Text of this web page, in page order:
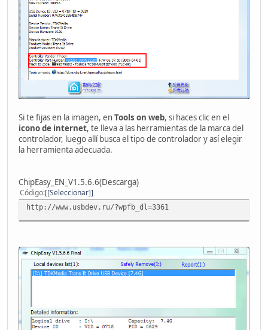
Si te fijas en la imagen, enTools on web, si haces clic en el
icono de internet, te lleva a las herramientas de la marca del
controlador, luego allí busca el tipo de controlador y así elegir
la herramienta adecuada.
ChipEasy_EN_V1.5.6.6(Descarga)
Código [Seleccionar]
http://www.usbdev.ru/?wpfb_dl=3361